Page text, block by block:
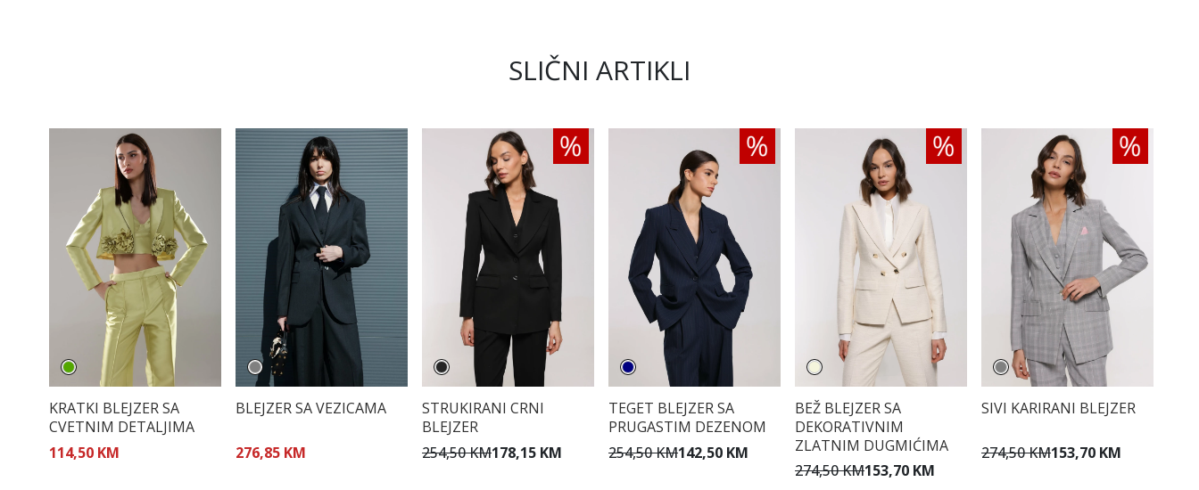
SLIČNI ARTIKLI
KRATKI BLEJZER SA
CVETNIM DETALJIMA
114,50 KM
BLEJZER SA VEZICAMA
276,85 KM
STRUKIRANI CRNI
BLEJZER
254,50 KM178,15 KM
TEGET BLEJZER SA
PRUGASTIM DEZENOM
254,50 KM142,50 KM
BEŽ BLEJZER SA
DEKORATIVNIM
ZLATNIM DUGMIĆIMA
274,50 KM153,70 KM
SIVI KARIRANI BLEJZER
274,50 KM153,70 KM